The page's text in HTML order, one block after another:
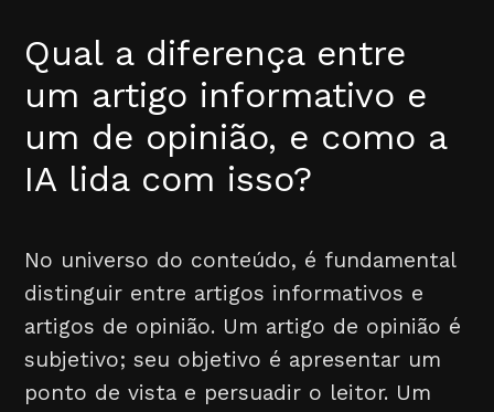
Qual a diferença entre
um artigo informativo e
um de opinião, e como a
IA lida com isso?
No universo do conteúdo, é fundamental
distinguir entre artigos informativos e
artigos de opinião. Um artigo de opinião é
subjetivo; seu objetivo é apresentar um
ponto de vista e persuadir o leitor. Um